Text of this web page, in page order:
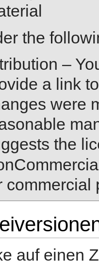
the
–
a link
were
the
commercial
auf einen